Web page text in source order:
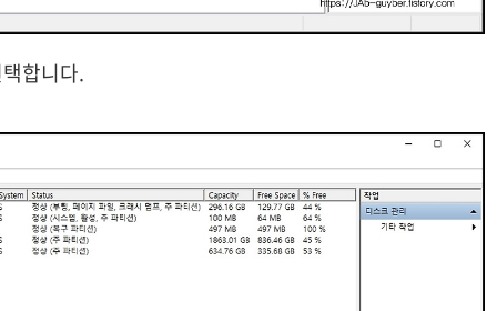
합니다.